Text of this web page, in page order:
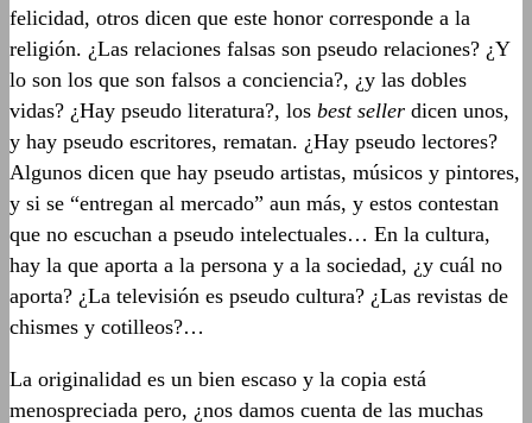
felicidad, otros dicen que este honor corresponde a la
religión. ¿Las relaciones falsas son pseudo relaciones? ¿Y
lo son los que son falsos a conciencia?, ¿y las dobles
vidas? ¿Hay pseudo literatura?, los best seller dicen unos,
y hay pseudo escritores, rematan. ¿Hay pseudo lectores?
Algunos dicen que hay pseudo artistas, músicos y pintores,
y si se “entregan al mercado” aun más, y estos contestan
que no escuchan a pseudo intelectuales… En la cultura,
hay la que aporta a la persona y a la sociedad, ¿y cuál no
aporta? ¿La televisión es pseudo cultura? ¿Las revistas de
chismes y cotilleos?…
La originalidad es un bien escaso y la copia está
menospreciada pero, ¿nos damos cuenta de las muchas